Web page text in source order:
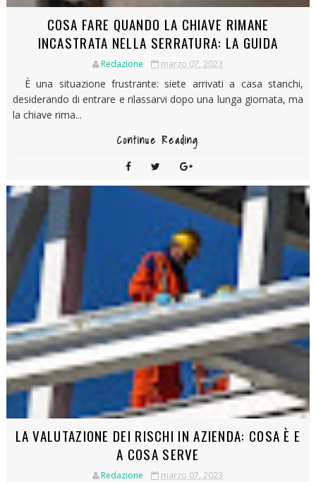
COSA FARE QUANDO LA CHIAVE RIMANE
INCASTRATA NELLA SERRATURA: LA GUIDA
Redazione marzo 07, 2023
È una situazione frustrante: siete arrivati a casa stanchi,
desiderando di entrare e rilassarvi dopo una lunga giornata, ma
la chiave rima...
Continue Reading
LA VALUTAZIONE DEI RISCHI IN AZIENDA: COSA È E
A COSA SERVE
Redazione marzo 07, 2023